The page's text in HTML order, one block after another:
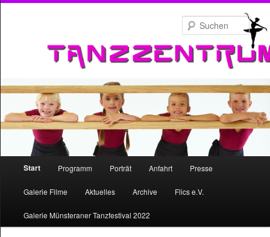
Hauptmenü
Zum
primären
Inhalt
Start Programm Porträt Anfahrt Presse
Galerie Filme Aktuelles Archive Flics e.V.
Galerie Münsteraner Tanzfestival 2022